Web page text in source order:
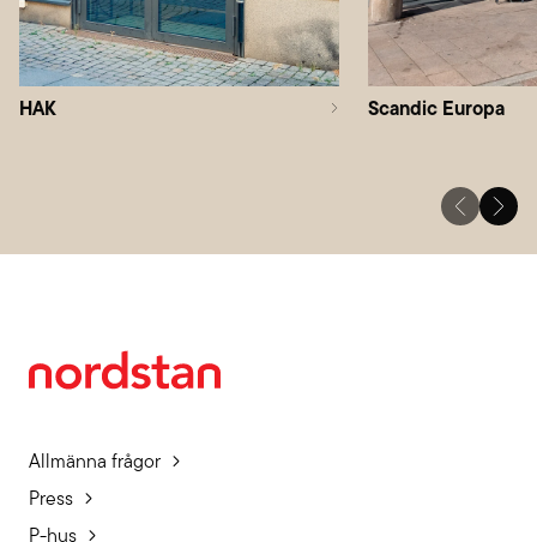
HAK Scandic Europa
Allmänna frågor
Press
P-hus